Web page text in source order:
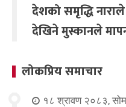
देशको समृद्धि
देखिने मुस्कानले
लोकप्रिय समाचार
१८ श्रावण २०८३,